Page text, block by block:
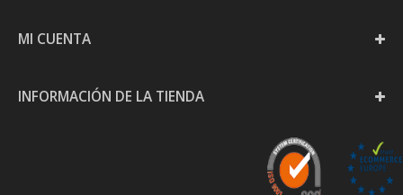
MI CUENTA
INFORMACIÓN DE LA TIENDA